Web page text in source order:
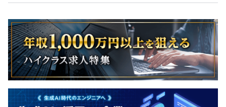
全社170名
・システム部：150名
・ビジネスサポート部：20名